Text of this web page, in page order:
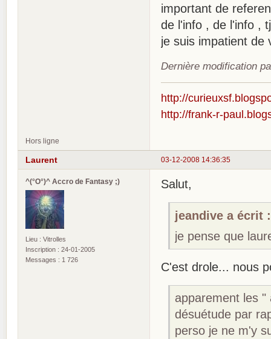
important de
de l'info , de l'info ,
je suis impatient
Dernière modification
http://
http://frank-r-
Hors ligne
03-12-2008 14:36:35
Laurent
^(°O°)^ Accro de Fantasy ;)
Lieu : Vitrolles
Inscription : 24-01-2005
Messages : 1 726
Salut,
jeandive a écrit :
je pense que
C'est drole... nous
apparement les
désuétude par
perso je ne m'y